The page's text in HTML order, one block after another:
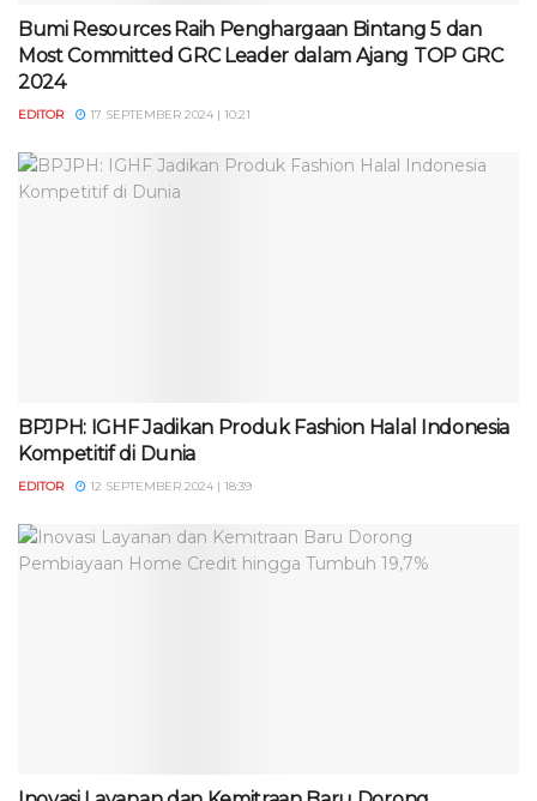
Bumi Resources Raih Penghargaan Bintang 5 dan
Most Committed GRC Leader dalam Ajang TOP GRC
2024
EDITOR 17 SEPTEMBER 2024 | 10:21
BPJPH: IGHF Jadikan Produk Fashion Halal Indonesia
Kompetitif di Dunia
EDITOR 12 SEPTEMBER 2024 | 18:39